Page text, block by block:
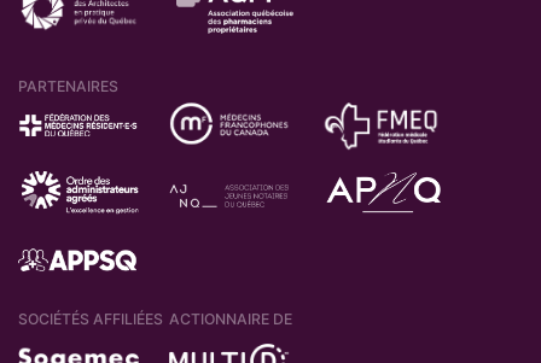
PARTENAIRES
SOCIÉTÉS AFFILIÉES ACTIONNAIRE DE